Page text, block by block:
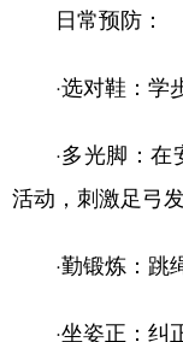
日常预防：
·选对鞋：学步
·多光脚：在
活动，刺激足弓发
·勤锻炼：跳绳
·坐姿正：纠正